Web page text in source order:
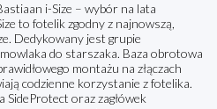
i-Size – wybór na lata
to fotelik zgodny z najnowszą,
Dedykowany jest grupie
do starszaka. Baza obrotowa
montażu na złączach
codzienne korzystanie z fotelika.
oraz zagłówek